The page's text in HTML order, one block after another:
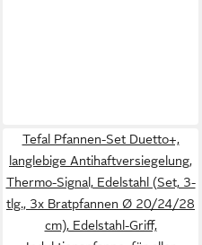
Tefal Pfannen-Set Duetto+,
langlebige Antihaftversiegelung,
Thermo-Signal, Edelstahl (Set, 3-
tlg., 3x Bratpfannen Ø 20/24/28
cm), Edelstahl-Griff,